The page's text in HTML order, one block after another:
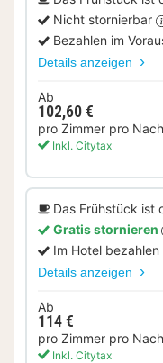
Nicht stornierbar
Bezahlen im
Details anzeigen
Ab
102,60 €
pro Zimmer pro
Inkl. Citytax
Das Frühstück ist
Gratis stornieren
Im Hotel bezahlen
Details anzeigen
Ab
114 €
pro Zimmer pro
Inkl. Citytax